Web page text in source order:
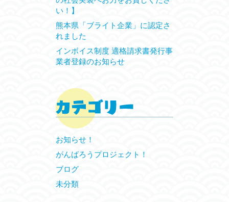
い！】
熊本県「ブライト企業」に認定さ
れました
インボイス制度 適格請求書発行事
業者登録のお知らせ
お知らせ！
がんばろうプロジェクト！
ブログ
未分類